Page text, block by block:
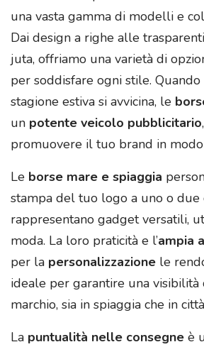
una vasta gamma di modelli e
Dai design a righe alle
juta, offriamo una varietà di
per soddisfare ogni stile.
stagione estiva si avvicina, le
un potente veicolo pubblicitario
promuovere il tuo brand in modo
Le borse mare e spiaggia
stampa del tuo logo a uno o due
rappresentano gadget versatili,
moda. La loro praticità e l’ampia
per la personalizzazione le
ideale per garantire una
marchio, sia in spiaggia che in
La puntualità nelle consegne è